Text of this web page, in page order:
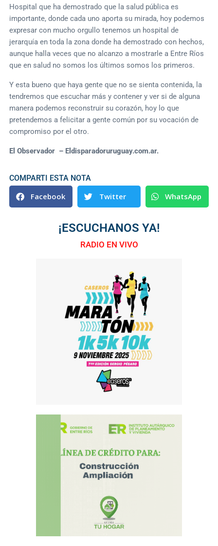
Hospital que ha demostrado que la salud pública es
importante, donde cada uno aporta su mirada, hoy podemos
expresar con mucho orgullo tenemos un hospital de
jerarquía en toda la zona donde ha demostrado con hechos,
aunque halla veces que no alcanzo a mostrarle a Entre Ríos
que en salud no somos los últimos somos los primeros.
Y esta bueno que haya gente que no se sienta contenida, la
tendremos que escuchar más y contener y ver si de alguna
manera podemos reconstruir su corazón, hoy lo que
pretendemos a felicitar a gente común por su vocación de
compromiso por el otro.
El Observador – Eldisparadoruruguay.com.ar.
COMPARTI ESTA NOTA
Facebook Twitter WhatsApp
¡ESCUCHANOS YA!
RADIO EN VIVO